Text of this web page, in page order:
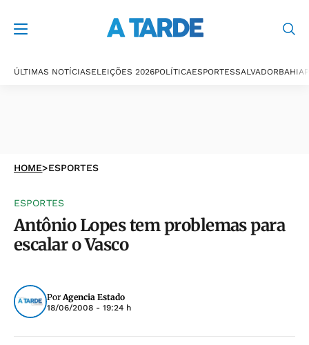
ÚLTIMAS NOTÍCIASELEIÇÕES 2026POLÍTICAESPORTESSALVADORBAHIA
HOME>ESPORTES
ESPORTES
Antônio Lopes tem problemas para
escalar o Vasco
PorAgencia Estado
18/06/2008 - 19:24 h